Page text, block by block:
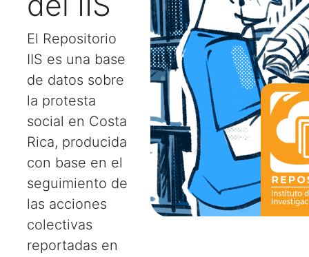
El Repositorio
IIS es una base
de datos sobre
la protesta
social en Costa
Rica, producida
con base en el
seguimiento de
las acciones
colectivas
reportadas en